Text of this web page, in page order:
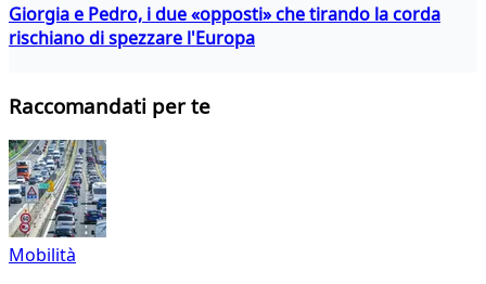
Giorgia e Pedro, i due «opposti» che tirando la corda
rischiano di spezzare l'Europa
Raccomandati per te
Mobilità